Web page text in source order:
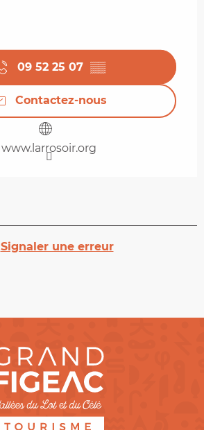
09 52 25 07 ▒▒
Contactez-nous
www.larrosoir.org
Signaler une erreur